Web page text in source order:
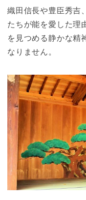
織田信長や豊臣秀吉
たちが能を愛した理
を見つめる静かな精
なりません。